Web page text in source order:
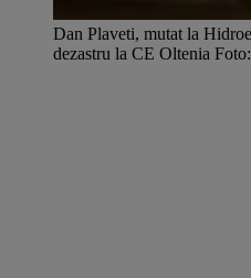
Dan Plaveti, mutat la
dezastru la CE Oltenia